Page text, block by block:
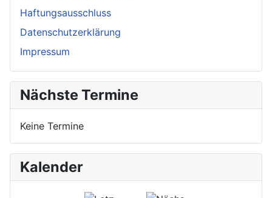
Haftungsausschluss
Datenschutzerklärung
Impressum
Nächste Termine
Keine Termine
Kalender